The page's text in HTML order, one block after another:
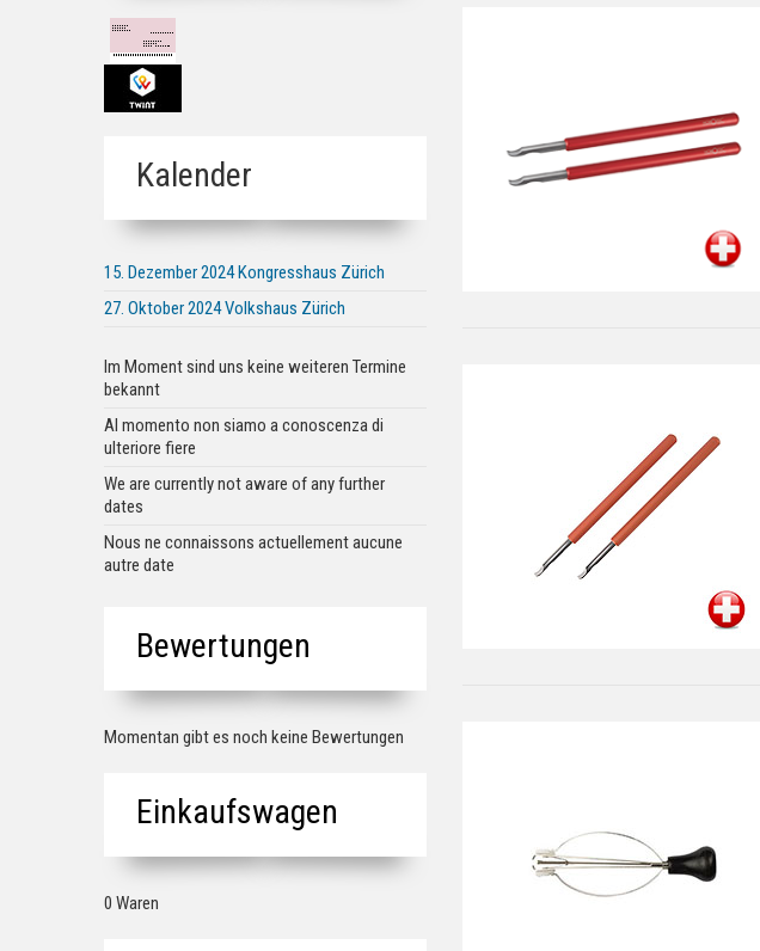
Kalender
15. Dezember 2024 Kongresshaus Zürich
27. Oktober 2024 Volkshaus Zürich
Im Moment sind uns keine weiteren Termine
bekannt
Al momento non siamo a conoscenza di
ulteriore fiere
We are currently not aware of any further
dates
Nous ne connaissons actuellement aucune
autre date
Bewertungen
Momentan gibt es noch keine Bewertungen
Einkaufswagen
0 Waren